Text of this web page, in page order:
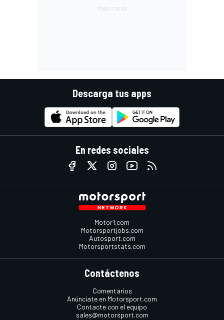
Descarga tus apps
En redes sociales
Motor1.com
Motorsportjobs.com
Autosport.com
Motorsportstats.com
Contáctenos
Comentarios
Anúnciate en Motorsport.com
Contacte con el equipo
sales@motorsport.com